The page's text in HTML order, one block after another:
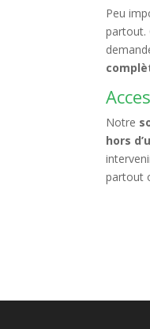
Peu
partout.
Notre
hors
partout